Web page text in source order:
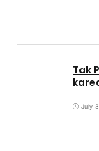
Tak
July